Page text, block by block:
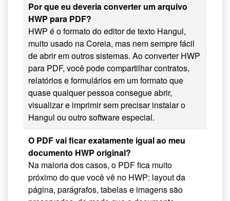
Por que eu deveria converter um arquivo
HWP para PDF?
HWP é o formato do editor de texto Hangul,
muito usado na Coreia, mas nem sempre fácil
de abrir em outros sistemas. Ao converter HWP
para PDF, você pode compartilhar contratos,
relatórios e formulários em um formato que
quase qualquer pessoa consegue abrir,
visualizar e imprimir sem precisar instalar o
Hangul ou outro software especial.
O PDF vai ficar exatamente igual ao meu
documento HWP original?
Na maioria dos casos, o PDF fica muito
próximo do que você vê no HWP: layout da
página, parágrafos, tabelas e imagens são